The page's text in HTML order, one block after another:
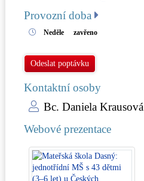
Provozní doba
Neděle zavřeno
Odeslat poptávku
Kontaktní osoby
Bc. Daniela Krausová
Webové prezentace